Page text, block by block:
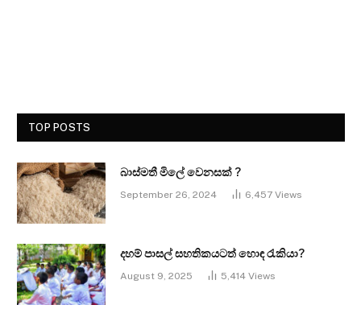
TOP POSTS
බාස්මතී මිලේ වෙනසක් ?
September 26, 2024 6,457 Views
දහම් පාසල් සහතිකයටත් හොඳ රැකියා?
August 9, 2025 5,414 Views